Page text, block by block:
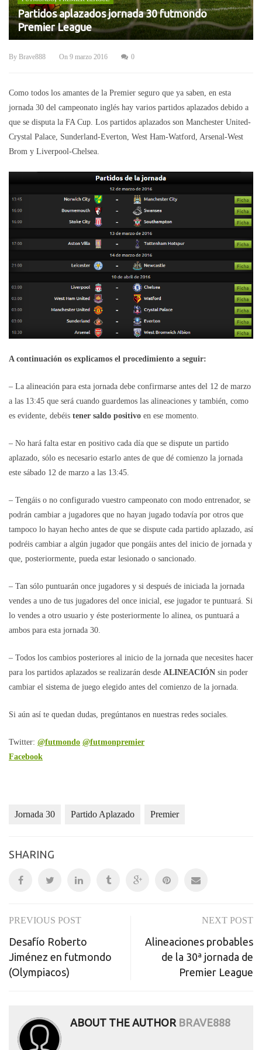
Partidos aplazados jornada 30 futmondo
Premier League
By Brave888 On 9 marzo 2016 0
Como todos los amantes de la Premier seguro que ya saben, en esta
jornada 30 del campeonato inglés hay varios partidos aplazados debido a
que se disputa la FA Cup. Los partidos aplazados son Manchester United-
Crystal Palace, Sunderland-Everton, West Ham-Watford, Arsenal-West
Brom y Liverpool-Chelsea.
A continuación os explicamos el procedimiento a seguir:
– La alineación para esta jornada debe confirmarse antes del 12 de marzo
a las 13:45 que será cuando guardemos las alineaciones y también, como
es evidente, debéis tener saldo positivo en ese momento.
– No hará falta estar en positivo cada día que se dispute un partido
aplazado, sólo es necesario estarlo antes de que dé comienzo la jornada
este sábado 12 de marzo a las 13:45.
– Tengáis o no configurado vuestro campeonato con modo entrenador, se
podrán cambiar a jugadores que no hayan jugado todavía por otros que
tampoco lo hayan hecho antes de que se dispute cada partido aplazado, así
podréis cambiar a algún jugador que pongáis antes del inicio de jornada y
que, posteriormente, pueda estar lesionado o sancionado.
– Tan sólo puntuarán once jugadores y si después de iniciada la jornada
vendes a uno de tus jugadores del once inicial, ese jugador te puntuará. Si
lo vendes a otro usuario y éste posteriormente lo alinea, os puntuará a
ambos para esta jornada 30.
– Todos los cambios posteriores al inicio de la jornada que necesites hacer
para los partidos aplazados se realizarán desde ALINEACIÓN sin poder
cambiar el sistema de juego elegido antes del comienzo de la jornada.
Si aún así te quedan dudas, pregúntanos en nuestras redes sociales.
Twitter: @futmondo @futmonpremier
Facebook
Jornada 30 Partido Aplazado Premier
SHARING
Post
navigation
PREVIOUS POST
Desafío Roberto
Jiménez en futmondo
(Olympiacos)
NEXT POST
Alineaciones probables
de la 30ª jornada de
Premier League
ABOUT THE AUTHOR BRAVE888